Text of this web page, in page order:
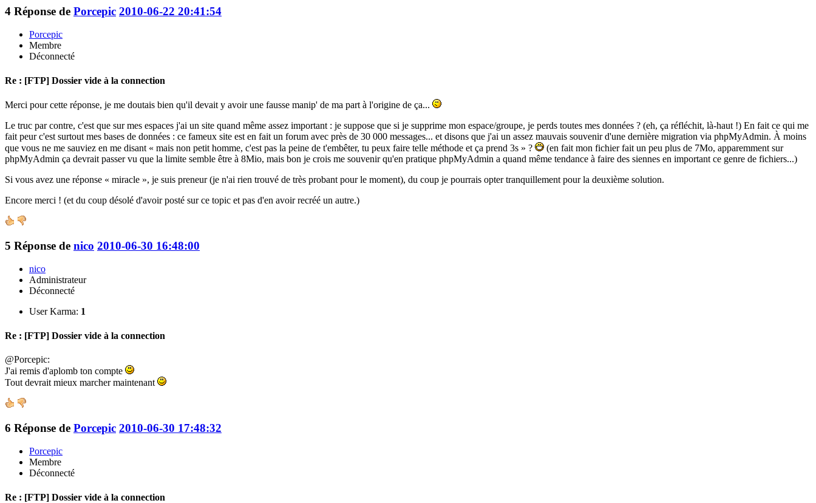
4 Réponse de Porcepic 2010-06-22 20:41:54
Porcepic
Membre
Déconnecté
Re : [FTP] Dossier vide à la connection
Merci pour cette réponse, je me doutais bien qu'il devait y avoir une fausse manip' de ma part à l'origine de ça...
Le truc par contre, c'est que sur mes espaces j'ai un site quand même assez important : je suppose que si je supprime mon espace/groupe, je perds toutes mes données ? (eh, ça réfléchit, là-haut !) En fait ce qui me
fait peur c'est surtout mes bases de données : ce fameux site est en fait un forum avec près de 30 000 messages... et disons que j'ai un assez mauvais souvenir d'une dernière migration via phpMyAdmin. À moins
que vous ne me sauviez en me disant « mais non petit homme, c'est pas la peine de t'embêter, tu peux faire telle méthode et ça prend 3s » ?
(en fait mon fichier fait un peu plus de 7Mo, apparemment sur
phpMyAdmin ça devrait passer vu que la limite semble être à 8Mio, mais bon je crois me souvenir qu'en pratique phpMyAdmin a quand même tendance à faire des siennes en important ce genre de fichiers...)
Si vous avez une réponse « miracle », je suis preneur (je n'ai rien trouvé de très probant pour le moment), du coup je pourrais opter tranquillement pour la deuxième solution.
Encore merci ! (et du coup désolé d'avoir posté sur ce topic et pas d'en avoir recréé un autre.)
5 Réponse de nico 2010-06-30 16:48:00
nico
Administrateur
Déconnecté
User Karma: 1
Re : [FTP] Dossier vide à la connection
@Porcepic:
J'ai remis d'aplomb ton compte
Tout devrait mieux marcher maintenant
6 Réponse de Porcepic 2010-06-30 17:48:32
Porcepic
Membre
Déconnecté
Re : [FTP] Dossier vide à la connection